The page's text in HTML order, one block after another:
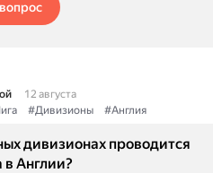
12 августа
#Дивизионы #Англия
дивизионах проводится
Англии?